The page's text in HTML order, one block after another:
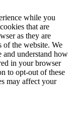
while you
that are
as they are
of the website. We
and understand how
in your browser
to opt-out of these
may affect your